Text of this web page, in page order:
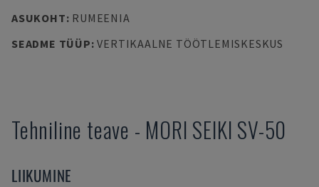
ASUKOHT: RUMEENIA
SEADME TÜÜP:VERTIKAALNE TÖÖTLEMISKESKUS
Tehniline teave - MORI SEIKI SV-50
LIIKUMINE